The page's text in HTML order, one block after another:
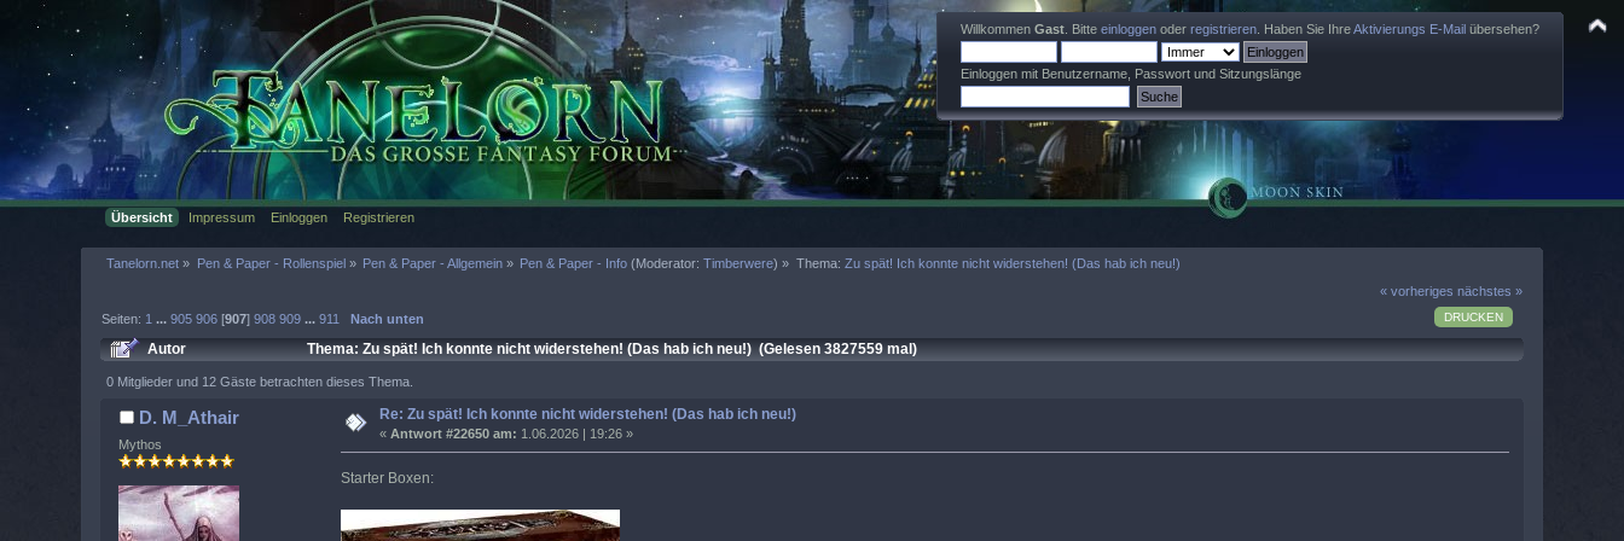
Willkommen Gast . Bitte einloggen oder registrieren . Haben Sie IhreAktivierungs E-Mail übersehen?
Einloggen mit Benutzername, Passwort und Sitzungslänge
Übersicht Impressum Einloggen Registrieren
Tanelorn.net » Pen & Paper - Rollenspiel» Pen & Paper - Allgemein » Pen & Paper - Info (Moderator:Timberwere) » Thema: Zu spät! Ich konnte nicht widerstehen! (Das hab ich neu!)
« vorheriges nächstes »
DRUCKEN
Seiten: 1 ...905 906 [907]908 909 ...911 Nach unten
Autor Thema: Zu spät! Ich konnte nicht widerstehen! (Das hab ich neu!) (Gelesen 3827559 mal)
0 Mitglieder und 12 Gäste betrachten dieses Thema.
D. M_Athair
Mythos
Re: Zu spät! Ich konnte nicht widerstehen! (Das hab ich neu!)
«Antwort #22650 am: 1.06.2026 | 19:26 »
Starter Boxen: